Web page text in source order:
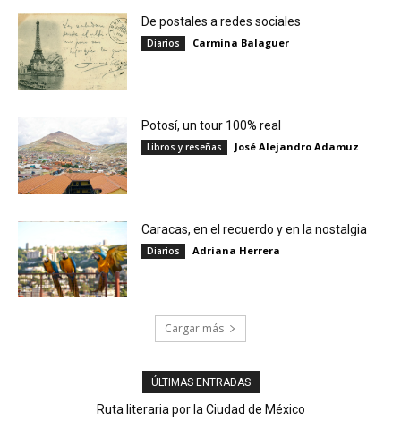
De postales a redes sociales
Diarios Carmina Balaguer
Potosí, un tour 100% real
Libros y reseñas José Alejandro Adamuz
Caracas, en el recuerdo y en la nostalgia
Diarios Adriana Herrera
Cargar más
ÚLTIMAS ENTRADAS
Ruta literaria por la Ciudad de México